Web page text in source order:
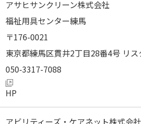
アサヒサンクリーン株式会社
福祉用具センター練馬
176-0021
東京都練馬区貫井2丁目28番4号 リ
050-3317-7088
アビリティーズ・ケアネット株式会社